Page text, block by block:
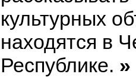
культурных
находятся в
Республике. »